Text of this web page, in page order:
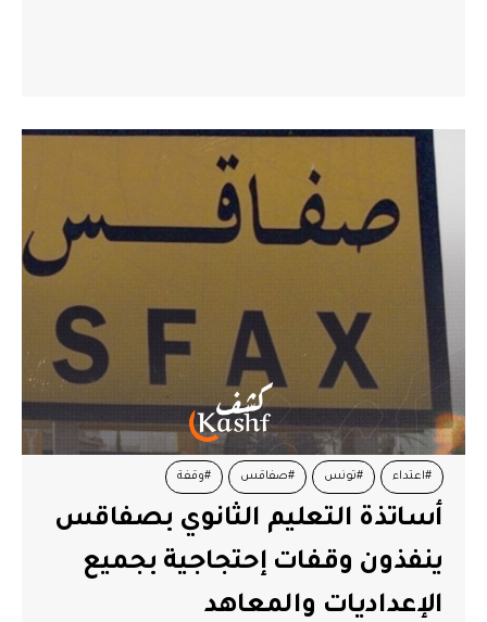
#اعتداء #تونس #صفاقس #وقفة
أساتذة التعليم الثانوي بصفاقس
ينفذون وقفات إحتجاجية بجميع
الإعداديات والمعاهد